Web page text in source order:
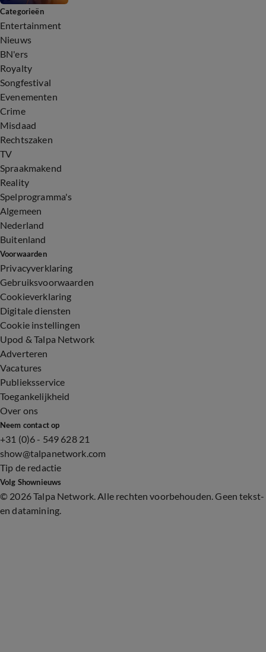
Categorieën
Entertainment
Nieuws
BN'ers
Royalty
Songfestival
Evenementen
Crime
Misdaad
Rechtszaken
TV
Spraakmakend
Reality
Spelprogramma's
Algemeen
Nederland
Buitenland
Voorwaarden
Privacyverklaring
Gebruiksvoorwaarden
Cookieverklaring
Digitale diensten
Cookie instellingen
Upod & Talpa Network
Adverteren
Vacatures
Publieksservice
Toegankelijkheid
Over ons
Neem contact op
+31 (0)6 - 549 628 21
show@talpanetwork.com
Tip de redactie
Volg Shownieuws
© 2026 Talpa Network. Alle rechten voorbehouden. Geen tekst-
en datamining.